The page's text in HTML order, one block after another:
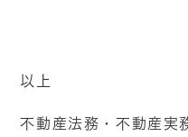
以上
不動産法務・不動産実